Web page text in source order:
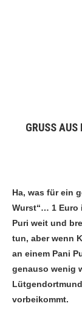
GRUSS AUS
Ha, was für ein
Wurst“… 1 Euro
Puri weit und
tun, aber wenn
an einem Pani
genauso wenig
vorbeikommt.